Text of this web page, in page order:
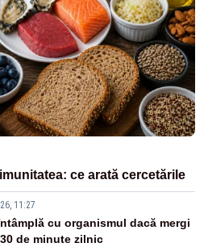
ce arată cercetările
11:27
cu organismul dacă mergi
de minute zilnic